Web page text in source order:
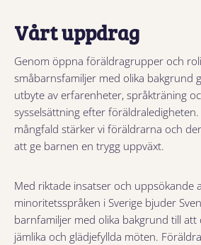
Vårt uppdrag
Genom öppna föräldragrupper och
småbarnsfamiljer med olika bakgrund
utbyte av erfarenheter, språkträning
sysselsättning efter
mångfald stärker vi föräldrarna och
att ge barnen en trygg uppväxt.
Med riktade insatser och uppsökande
minoritetsspråken i Sverige bjuder
barnfamiljer med olika bakgrund till att
jämlika och glädjefyllda möten.